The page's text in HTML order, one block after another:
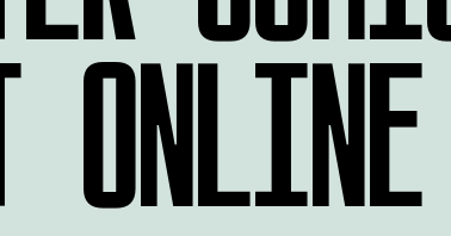
ONLINE